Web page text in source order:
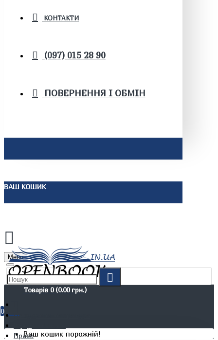
КОНТАКТИ
(097) 015 28 90
ПОВЕРНЕННЯ І ОБМІН
ВАШ КОШИК
Menu
Товарів 0 (0.00 грн.)
0
Ваш кошик порожній!
Не художня література
Право